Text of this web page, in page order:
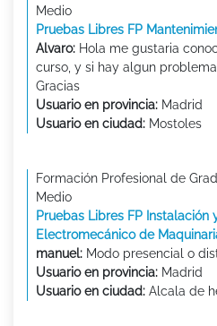
Medio
Pruebas Libres FP
Alvaro: Hola me gustaria
curso, y si hay algun
Gracias
Usuario en provincia: Madrid
Usuario en ciudad: Mostoles
Formación Profesional de
Medio
Pruebas Libres FP Instalación
Electromecánico de
manuel: Modo presencial o
Usuario en provincia: Madrid
Usuario en ciudad: Alcala de